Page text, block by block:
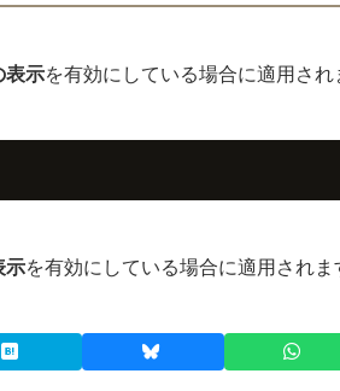
表示を有効にしている場合に適用され
示を有効にしている場合に適用されま